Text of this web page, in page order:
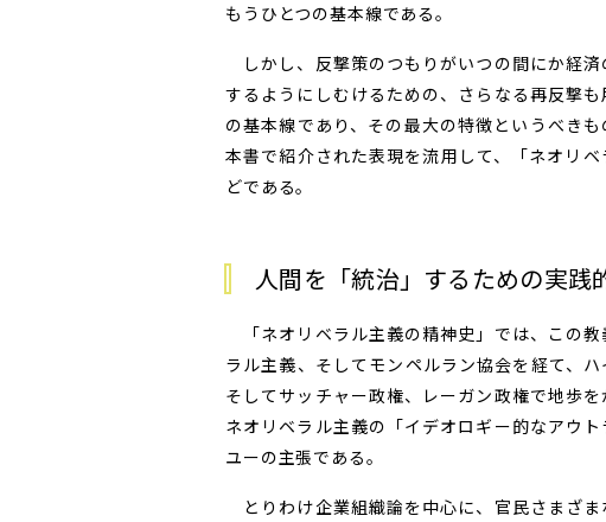
もうひとつの基本線である。
しかし、反撃策のつもりがいつの間にか経
するようにしむけるための、さらなる再反撃
の基本線であり、その最大の特徴というべき
本書で紹介された表現を流用して、「ネオリ
どである。
人間を「統治」するための実践
「ネオリベラル主義の精神史」では、この
ラル主義、そしてモンペルラン協会を経て、
そしてサッチャー政権、レーガン政権で地歩
ネオリベラル主義の「イデオロギー的なアウ
ユーの主張である。
とりわけ企業組織論を中心に、官民さまざ